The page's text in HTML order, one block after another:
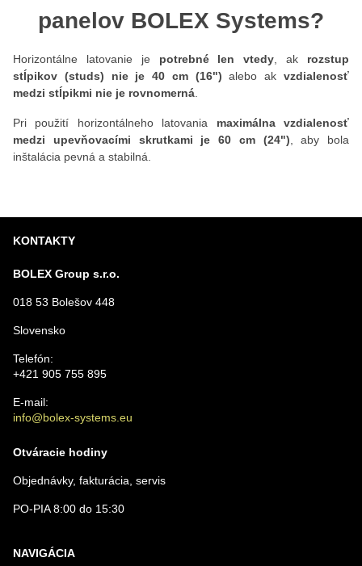
panelov BOLEX Systems?
Horizontálne latovanie je potrebné len vtedy , ak rozstup
stĺpikov (studs) nie je 40 cm (16") alebo akvzdialenosť
medzi stĺpikmi nie je rovnomerná
Pri použití horizontálneho latovania maximálna vzdialenosť
medzi upevňovacími skrutkami je 60 cm (24") , aby bola
inštalácia pevná a stabilná.
KONTAKTY
BOLEX Group s.r.o.
018 53 Bolešov 448
Slovensko
Telefón:
+421 905 755 895
E-mail:
info@bolex-systems.eu
Otváracie hodiny
Objednávky, fakturácia, servis
PO-PIA 8:00 do 15:30
NAVIGÁCIA